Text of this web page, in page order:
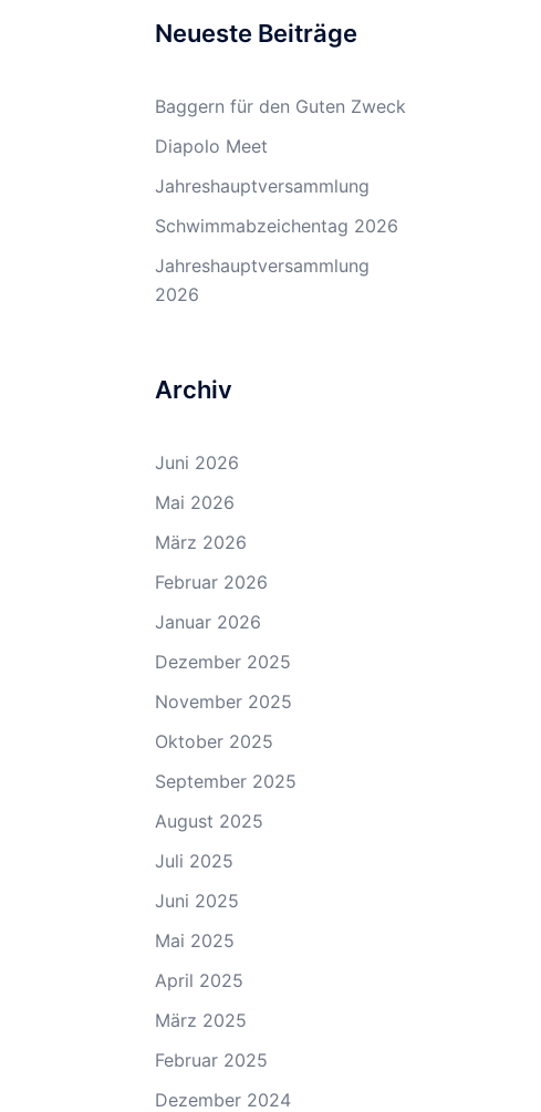
Neueste Beiträge
Baggern für den Guten Zweck
Diapolo Meet
Jahreshauptversammlung
Schwimmabzeichentag 2026
Jahreshauptversammlung
2026
Archiv
Juni 2026
Mai 2026
März 2026
Februar 2026
Januar 2026
Dezember 2025
November 2025
Oktober 2025
September 2025
August 2025
Juli 2025
Juni 2025
Mai 2025
April 2025
März 2025
Februar 2025
Dezember 2024